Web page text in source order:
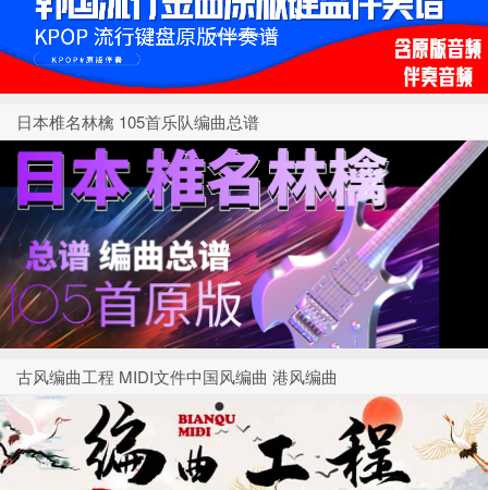
日本椎名林檎 105首乐队编曲总谱
古风编曲工程 MIDI文件中国风编曲 港风编曲